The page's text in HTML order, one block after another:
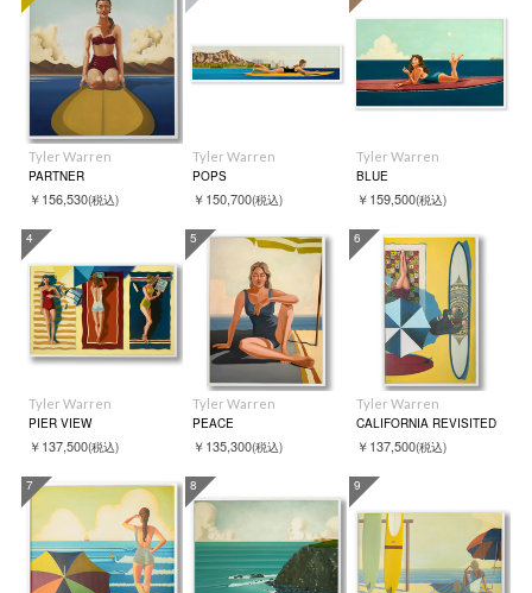
Tyler Warren
PARTNER
￥156,530(税込)
Tyler Warren
POPS
￥150,700(税込)
Tyler Warren
BLUE
￥159,500(税込)
4
Tyler Warren
PIER VIEW
￥137,500(税込)
5
Tyler Warren
PEACE
￥135,300(税込)
6
Tyler Warren
CALIFORNIA REVISITED
￥137,500(税込)
7 8 9